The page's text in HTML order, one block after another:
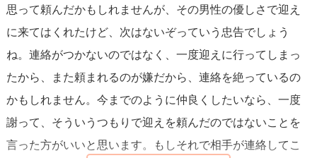
しょう。
大切なのは、相手がどう思っているのかを確認するより
も、まずは自分の気持ちを整理し、相手に対する思いやり
を忘れないことです。そして、何かしらの返事が返ってく
るまでは、あまり悲観的に考えずに、普段の生活を送るこ
とをおすすめします。
思って頼んだかもしれませんが、その男性の優しさで迎え
に来てはくれたけど、次はないぞっていう忠告でしょう
ね。連絡がつかないのではなく、一度迎えに行ってしまっ
たから、また頼まれるのが嫌だから、連絡を絶っているの
かもしれません。今までのように仲良くしたいなら、一度
謝って、そういうつもりで迎えを頼んだのではないことを
言った方がいいと思います。もしそれで相手が連絡してこ